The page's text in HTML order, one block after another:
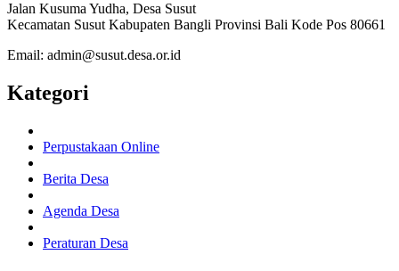
Jalan Kusuma Yudha, Desa Susut
Kecamatan Susut Kabupaten Bangli Provinsi Bali Kode Pos 80661
Email: admin@susut.desa.or.id
Kategori
Perpustakaan Online
Berita Desa
Agenda Desa
Peraturan Desa